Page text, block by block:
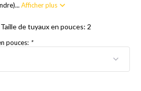
Afficher plus
de tuyaux en pouces: 2
pouces: *